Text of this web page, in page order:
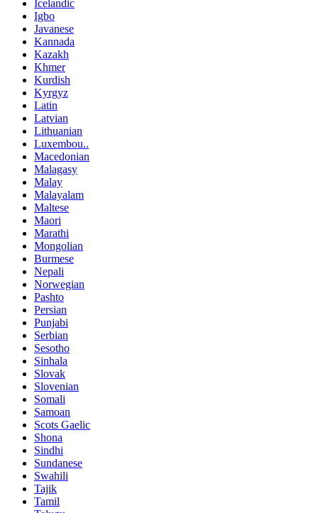
Icelandic
Igbo
Javanese
Kannada
Kazakh
Khmer
Kurdish
Kyrgyz
Latin
Latvian
Lithuanian
Luxembou..
Macedonian
Malagasy
Malay
Malayalam
Maltese
Maori
Marathi
Mongolian
Burmese
Nepali
Norwegian
Pashto
Persian
Punjabi
Serbian
Sesotho
Sinhala
Slovak
Slovenian
Somali
Samoan
Scots Gaelic
Shona
Sindhi
Sundanese
Swahili
Tajik
Tamil